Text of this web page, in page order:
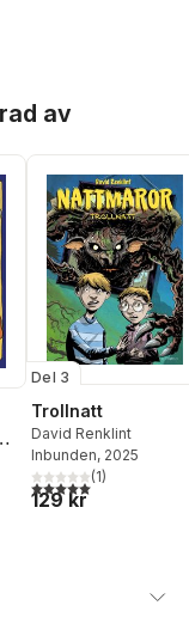
av
Del 3
Trollnatt
David Renklint
Inbunden, 2025
5,0utav 5 stjärnor.
(1)
129 kr